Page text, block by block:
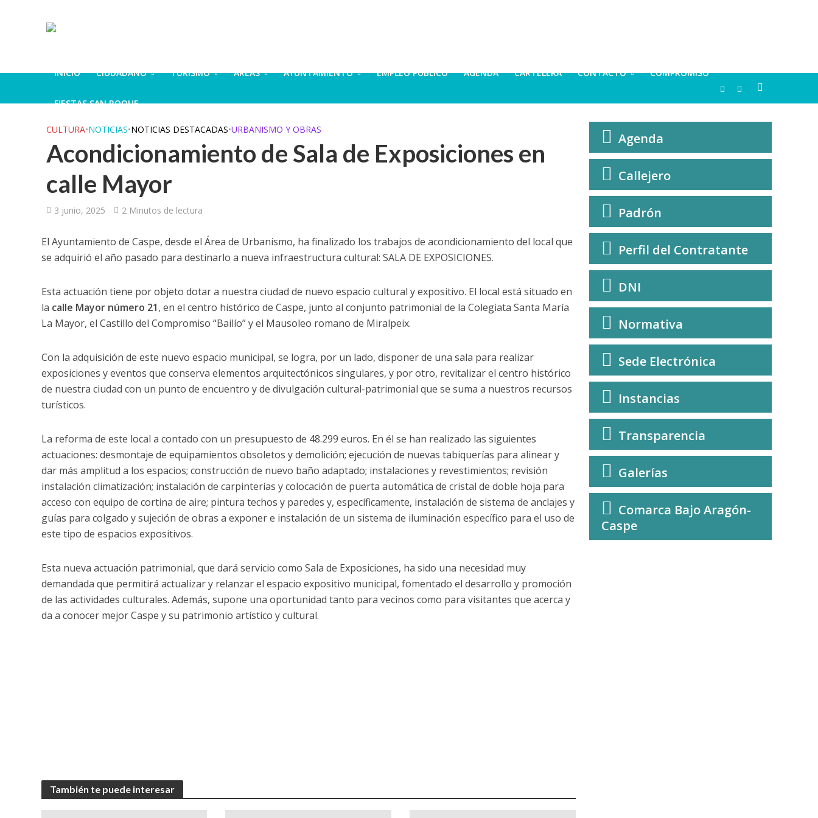
INICIO CIUDADANO TURISMO ÁREAS AYUNTAMIENTO EMPLEO PÚBLICO AGENDA CARTELERA CONTACTO COMPROMISO
FIESTAS SAN ROQUE
CULTURA•NOTICIAS•NOTICIAS DESTACADAS•URBANISMO Y OBRAS
Acondicionamiento de Sala de Exposiciones en
calle Mayor
3 junio, 2025 2 Minutos de lectura
El Ayuntamiento de Caspe, desde el Área de Urbanismo, ha finalizado los trabajos de acondicionamiento del local que
se adquirió el año pasado para destinarlo a nueva infraestructura cultural: SALA DE EXPOSICIONES.
Esta actuación tiene por objeto dotar a nuestra ciudad de nuevo espacio cultural y expositivo. El local está situado en
la calle Mayor número 21, en el centro histórico de Caspe, junto al conjunto patrimonial de la Colegiata Santa María
La Mayor, el Castillo del Compromiso “Bailío” y el Mausoleo romano de Miralpeix.
Con la adquisición de este nuevo espacio municipal, se logra, por un lado, disponer de una sala para realizar
exposiciones y eventos que conserva elementos arquitectónicos singulares, y por otro, revitalizar el centro histórico
de nuestra ciudad con un punto de encuentro y de divulgación cultural-patrimonial que se suma a nuestros recursos
turísticos.
La reforma de este local a contado con un presupuesto de 48.299 euros. En él se han realizado las siguientes
actuaciones: desmontaje de equipamientos obsoletos y demolición; ejecución de nuevas tabiquerías para alinear y
dar más amplitud a los espacios; construcción de nuevo baño adaptado; instalaciones y revestimientos; revisión
instalación climatización; instalación de carpinterías y colocación de puerta automática de cristal de doble hoja para
acceso con equipo de cortina de aire; pintura techos y paredes y, específicamente, instalación de sistema de anclajes y
guías para colgado y sujeción de obras a exponer e instalación de un sistema de iluminación específico para el uso de
este tipo de espacios expositivos.
Esta nueva actuación patrimonial, que dará servicio como Sala de Exposiciones, ha sido una necesidad muy
demandada que permitirá actualizar y relanzar el espacio expositivo municipal, fomentado el desarrollo y promoción
de las actividades culturales. Además, supone una oportunidad tanto para vecinos como para visitantes que acerca y
da a conocer mejor Caspe y su patrimonio artístico y cultural.
También te puede interesar
Agenda
Callejero
Padrón
Perfil del Contratante
DNI
Normativa
Sede Electrónica
Instancias
Transparencia
Galerías
Comarca Bajo Aragón-
Caspe